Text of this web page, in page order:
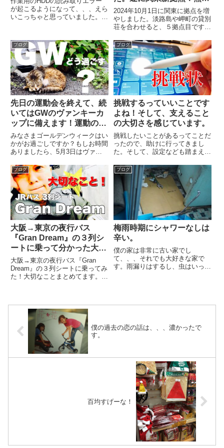
が起こるようになって、、、えら
いこっちゃと思っていました。急
てデータを引っこ抜きましたが、
取り出せない状態になってなくて
よかったです。まぁそん...
にカギもらえました！
2024年10月1日に関東に拠点を増
やしました。淡路島や岬町の貸別
荘を合わせると、５拠点目です
いえ、仕事をいただけることがた
だただありがたいですよね。一生
懸命頑張りたいと思います。
ブログ
先日の運動会を終えて、続
いてはGWのヴァンキーカ
ップに備えます！運動の季
節になってきましたね。
みなさまゴールデンウィークはい
かがお過ごしですか？もしお時間
ありましたら、5月3日はヴァン
か？抽選会にも参加できますよ！
案外当たるので♪
ブログ
挑戦するっていいことです
よね！そして、支えること
の大切さを感じています。
挑戦したいことがあるってことだ
ったので、助けに行ってきまし
た。そして、設定なども踏まえて
んなふうに使われるか、、、非常
に楽しみであります。
ブログ
大阪→東京の夜行バス
『Gran Dream』の３列シ
ートに乗って分かった大切
なこと！どうせならバスプ
ロになりたい！
大阪→東京の夜行バス『Gran
Dream』の３列シートに乗ってみ
た！大切なことまとめてます。そ
ブログ
梅雨時期にシャワーなしは
辛い。
僕の家は非常に古い家でし
て、、、それでも大好きな家で
す。雨漏りはするし、虫はいっぱ
の修理をしたり、、、雨漏りの時
僕の過去の恋の話は、、、濃かったで
す。
百均すげーな！